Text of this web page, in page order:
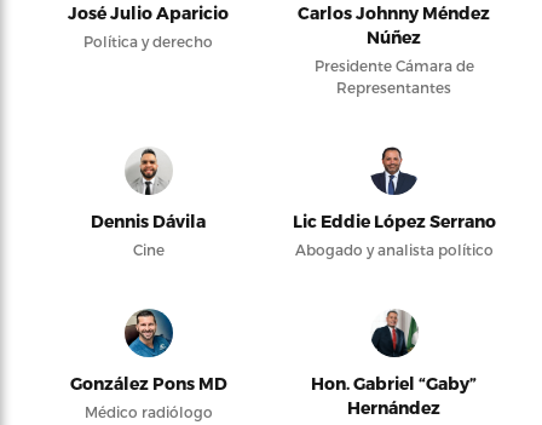
José Julio Aparicio
Política y derecho
Carlos Johnny Méndez
Núñez
Presidente Cámara de
Representantes
Dennis Dávila
Cine
Lic Eddie López Serrano
Abogado y analista político
González Pons MD
Médico radiólogo
Hon. Gabriel “Gaby”
Hernández